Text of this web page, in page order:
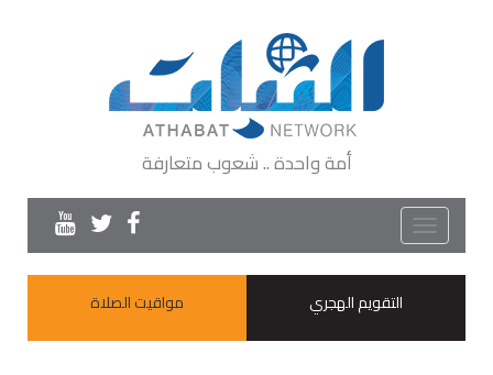
أمة واحدة .. شعوب متعارفة
Toggle
navigation
التقويم الهجري
مواقيت الصلاة